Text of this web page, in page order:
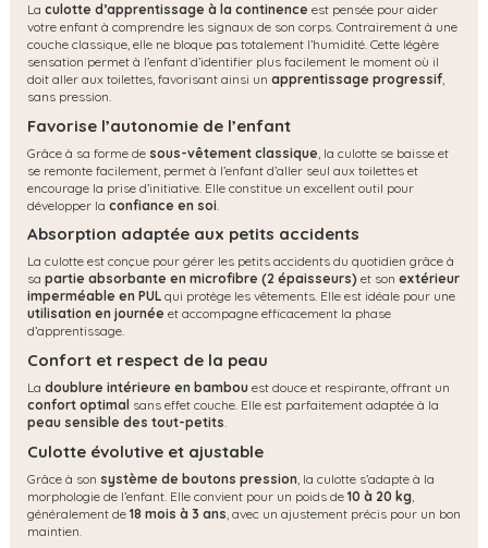
La culotte d’apprentissage à la continence est pensée pour aider
votre enfant à comprendre les signaux de son corps. Contrairement à une
couche classique, elle ne bloque pas totalement l’humidité. Cette légère
sensation permet à l’enfant d’identifier plus facilement le moment où il
doit aller aux toilettes, favorisant ainsi un apprentissage progressif,
sans pression.
Favorise l’autonomie de l’enfant
Grâce à sa forme de sous-vêtement classique , la culotte se baisse et
se remonte facilement, permet à l’enfant d’aller seul aux toilettes et
encourage la prise d’initiative. Elle constitue un excellent outil pour
développer la confiance en soi
Absorption adaptée aux petits accidents
La culotte est conçue pour gérer les petits accidents du quotidien grâce à
sa partie absorbante en microfibre (2 épaisseurs) et son extérieur
imperméable en PUL qui protège les vêtements. Elle est idéale pour une
utilisation en journée et accompagne efficacement la phase
d’apprentissage.
Confort et respect de la peau
La doublure intérieure en bambou est douce et respirante, offrant un
confort optimal sans effet couche. Elle est parfaitement adaptée à la
peau sensible des tout-petits
Culotte évolutive et ajustable
Grâce à son système de boutons pression , la culotte s’adapte à la
morphologie de l’enfant. Elle convient pour un poids de 10 à 20 kg
généralement de 18 mois à 3 ans , avec un ajustement précis pour un bon
maintien.